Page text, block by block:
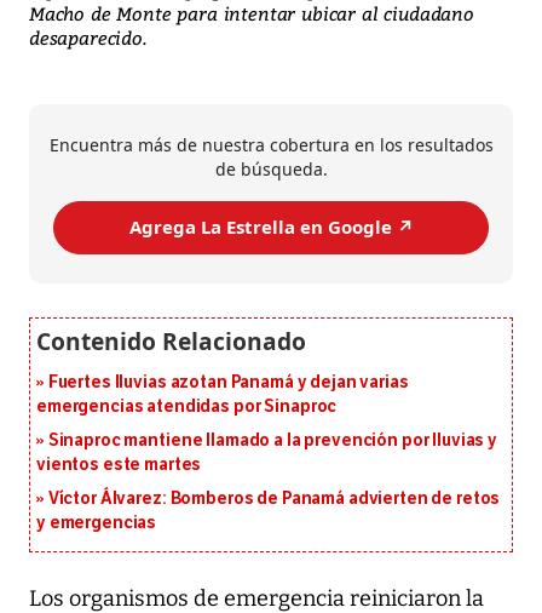
Macho de Monte para intentar ubicar al ciudadano
desaparecido.
Encuentra más de nuestra cobertura en los resultados
de búsqueda.
Agrega La Estrella en Google ↗️
Fuertes lluvias azotan Panamá y dejan varias
emergencias atendidas por Sinaproc
Sinaproc mantiene llamado a la prevención por lluvias y
vientos este martes
Víctor Álvarez: Bomberos de Panamá advierten de retos
y emergencias
Los organismos de emergencia reiniciaron la